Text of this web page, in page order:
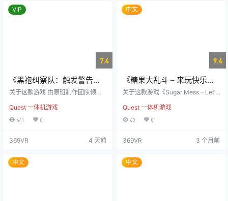
了虚拟现实技术的潜力，以极其真
实的方式重新定义沉浸式空间体
量，你必须穿越这个充满龙、变异
生物和魔法的领域。 找回失落的地
VIP
7.4
《黑袍纠察队：触发警告》
The Boys
关于这款游戏 由原班制作团队倾力
回归，《黑袍纠察队：触发警告》
将带你深入《黑袍纠察队》那扭曲
验那种真实而危险的感觉。 卢卡斯·
特朗家族——这个曾经辉煌但如今
已过气的沃特公司超级英雄家族
Quest 一体机游戏
441 0
369VR 4 天前
中文
9.4
《糖果大乱斗 – 来玩快乐大
战吧》Sugar Mess – Lets
关于这款游戏《Sugar Mess – Let’s
共同畅玩的轻松有趣的街机第一人
称射击游戏。 踏上糖果王国的奇幻
为糖果碎片，为你带来无限的欢
着使用频率的增加，你的武器将变
得越来越强大。巧妙运用特殊道
Quest 一体机游戏
63 0
369VR 3 个月前
中文 中文